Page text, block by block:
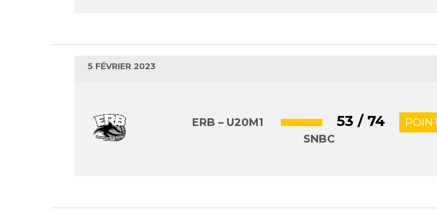
5 FÉVRIER 2023
ERB – U20M1 53 / 74
SNBC